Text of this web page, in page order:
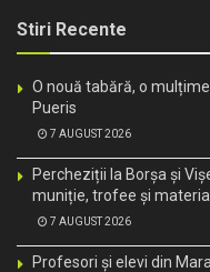
Stiri Recente
O nouă tabără, o
Pueris
7 AUGUST 2026
Percheziții la Borșa și
muniție, trofee și
7 AUGUST 2026
Profesori și elevi din